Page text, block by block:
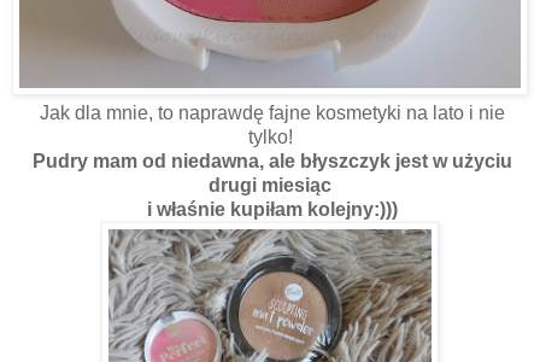
Jak dla mnie, to naprawdę fajne kosmetyki na lato i nie
tylko!
Pudry mam od niedawna, ale błyszczyk jest w użyciu
drugi miesiąc
i właśnie kupiłam kolejny:)))